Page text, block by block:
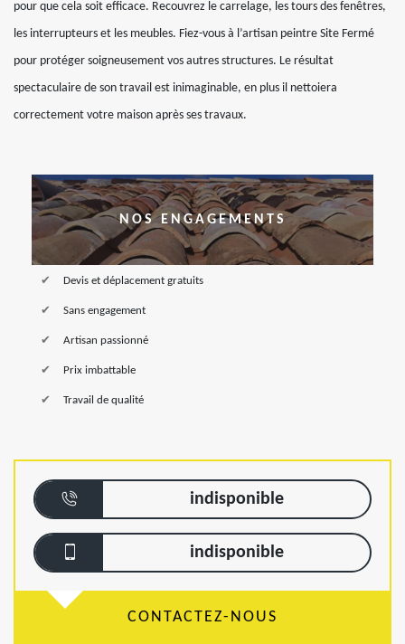
pour que cela soit efficace. Recouvrez le carrelage, les tours des fenêtres,
les interrupteurs et les meubles. Fiez-vous à l’artisan peintre Site Fermé
pour protéger soigneusement vos autres structures. Le résultat
spectaculaire de son travail est inimaginable, en plus il nettoiera
correctement votre maison après ses travaux.
NOS ENGAGEMENTS
Devis et déplacement gratuits
Sans engagement
Artisan passionné
Prix imbattable
Travail de qualité
indisponible
indisponible
CONTACTEZ-NOUS